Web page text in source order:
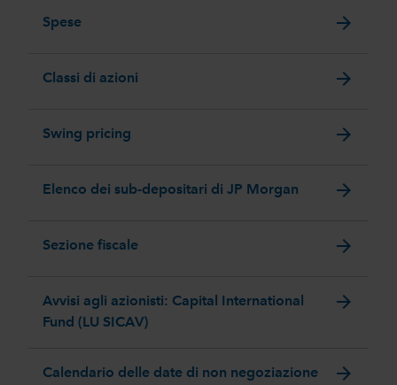
Spese arrow_forward
Classi di azioni arrow_forward
Swing pricing arrow_forward
Elenco dei sub-depositari di JP Morgan arrow_forward
Sezione fiscale arrow_forward
Avvisi agli azionisti: Capital International
Fund (LU SICAV)
arrow_forward
Calendario delle date di non negoziazione arrow_forward